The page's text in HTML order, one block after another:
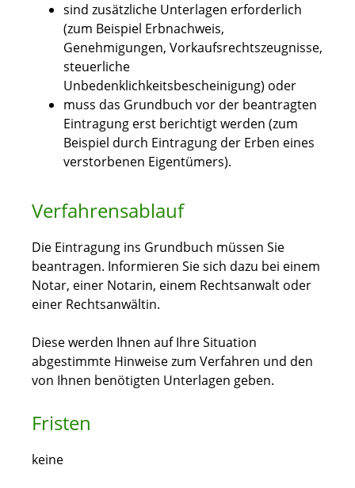
sind zusätzliche Unterlagen erforderlich
(zum Beispiel Erbnachweis,
Genehmigungen, Vorkaufsrechtszeugnisse,
steuerliche
Unbedenklichkeitsbescheinigung) oder
muss das Grundbuch vor der beantragten
Eintragung erst berichtigt werden (zum
Beispiel durch Eintragung der Erben eines
verstorbenen Eigentümers).
Verfahrensablauf
Die Eintragung ins Grundbuch müssen Sie
beantragen. Informieren Sie sich dazu bei einem
Notar, einer Notarin, einem Rechtsanwalt oder
einer Rechtsanwältin.
Diese werden Ihnen auf Ihre Situation
abgestimmte Hinweise zum Verfahren und den
von Ihnen benötigten Unterlagen geben.
Fristen
keine